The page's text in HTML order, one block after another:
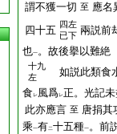
謂不獲一切 至 應
四十五 四左
已下 兩説前
也一。故後擧以難絶
十九
左
如説此類食
食レ風爲レ正。光記
此亦應言 至 唐捐
乘一有二十五種一。前